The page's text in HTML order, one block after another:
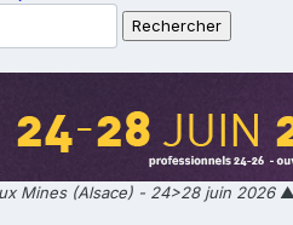
Mines (Alsace) - 24>28 juin 2026▲